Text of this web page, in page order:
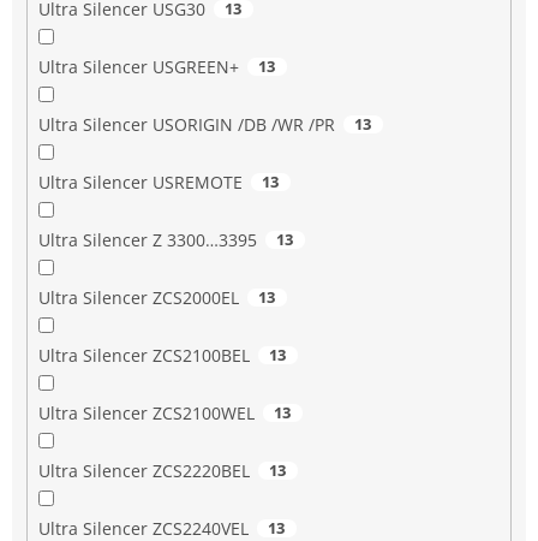
Ultra Silencer USG30 13
Ultra Silencer USGREEN+ 13
Ultra Silencer USORIGIN /DB /WR /PR 13
Ultra Silencer USREMOTE 13
Ultra Silencer Z 3300…3395 13
Ultra Silencer ZCS2000EL 13
Ultra Silencer ZCS2100BEL 13
Ultra Silencer ZCS2100WEL 13
Ultra Silencer ZCS2220BEL 13
Ultra Silencer ZCS2240VEL 13